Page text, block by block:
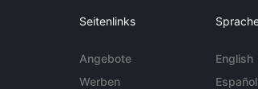
Seitenlinks
Angebote
Werben
English
Español